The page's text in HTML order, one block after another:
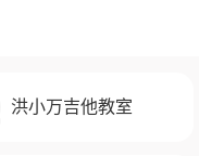
洪小万吉他教室